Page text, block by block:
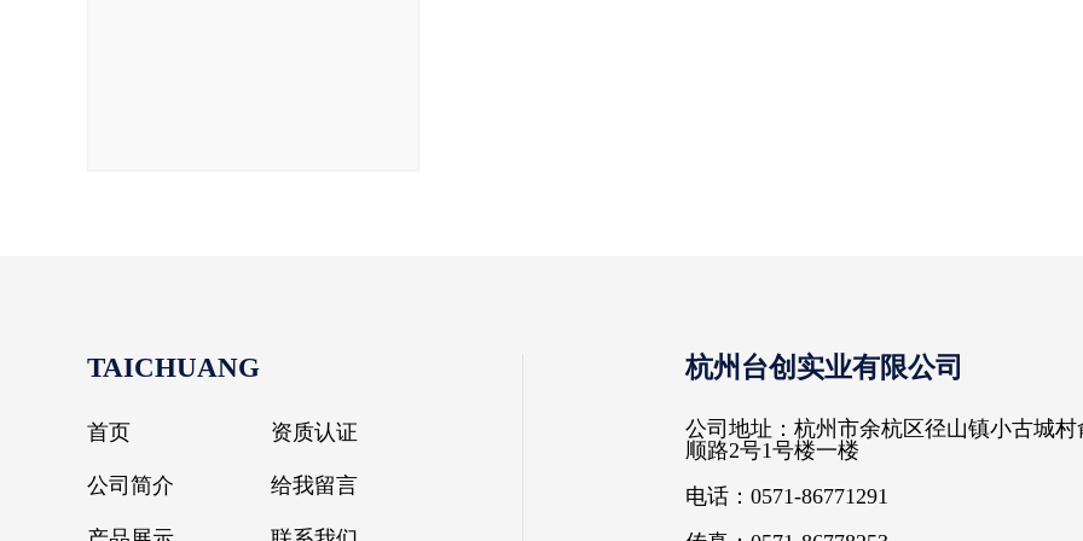
TAICHUANG
首页
公司简介
资质认证
给我留言
杭州台创实业有限公司
公司地址：杭州市余杭区径山镇小古城村
顺路2号1号楼一楼
电话：0571-86771291